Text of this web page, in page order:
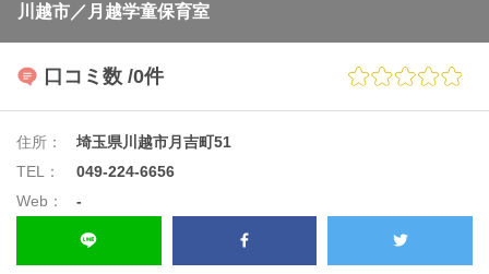
川越市／月越学童保育室
口コミ数 /0件
住所：
埼玉県川越市月吉町51
TEL：
049-224-6656
Web：
-